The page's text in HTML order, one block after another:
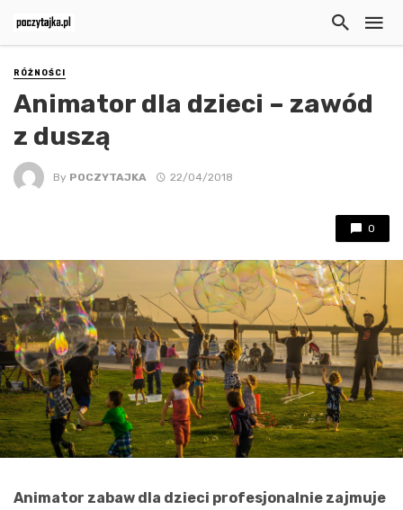
RÓŻNOŚCI
Animator dla dzieci – zawód
z duszą
By POCZYTAJKA 22/04/2018
0
Animator zabaw dla dzieci profesjonalnie zajmuje